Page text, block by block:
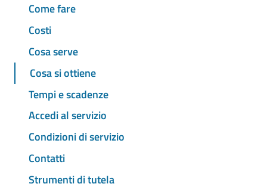
Come fare
Costi
Cosa serve
Cosa si ottiene
Tempi e scadenze
Accedi al servizio
Condizioni di servizio
Contatti
Strumenti di tutela